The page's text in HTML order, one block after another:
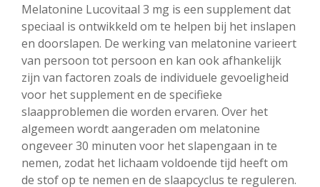
Melatonine Lucovitaal 3 mg is een supplement dat
speciaal is ontwikkeld om te helpen bij het inslapen
en doorslapen. De werking van melatonine varieert
van persoon tot persoon en kan ook afhankelijk
zijn van factoren zoals de individuele gevoeligheid
voor het supplement en de specifieke
slaapproblemen die worden ervaren. Over het
algemeen wordt aangeraden om melatonine
ongeveer 30 minuten voor het slapengaan in te
nemen, zodat het lichaam voldoende tijd heeft om
de stof op te nemen en de slaapcyclus te reguleren.